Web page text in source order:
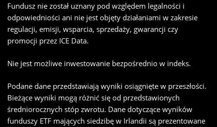
Fundusz nie został uznany pod względem legalności i
odpowiedniości ani nie jest objęty działaniami w zakresie
regulacji, emisji, wsparcia, sprzedaży, gwarancji czy
promocji przez ICE Data.
Nie jest możliwe inwestowanie bezpośrednio w indeks.
Podane dane przedstawiają wyniki osiągnięte w przeszłości.
Bieżące wyniki mogą różnić się od przedstawionych
średniorocznych stóp zwrotu. Dane dotyczące wyników
funduszy ETF mających siedzibę w Irlandii są prezentowane